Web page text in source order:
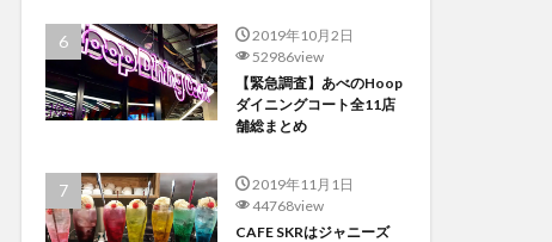
2019年10月2日
52986view
【緊急調査】あべのHoop
ダイニングコート全11店
舗総まとめ
2019年11月1日
44768view
CAFE SKRはジャニーズ